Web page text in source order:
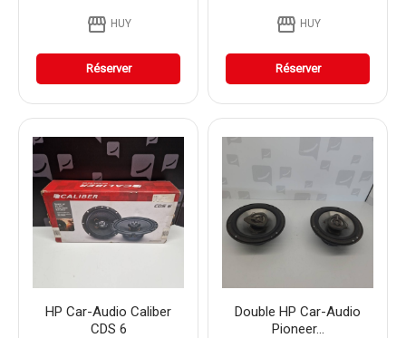
storefront HUY
Réserver
storefront HUY
Réserver
HP Car-Audio Caliber
CDS 6
Double HP Car-Audio
Pioneer...